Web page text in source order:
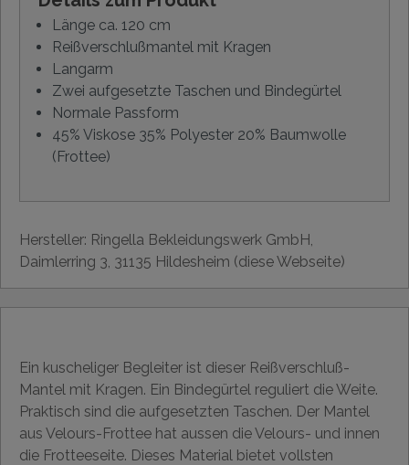
Länge ca. 120 cm
Reißverschlußmantel mit Kragen
Langarm
Zwei aufgesetzte Taschen und Bindegürtel
Normale Passform
45% Viskose 35% Polyester 20% Baumwolle
(Frottee)
Hersteller: Ringella Bekleidungswerk GmbH,
Daimlerring 3, 31135 Hildesheim (diese Webseite)
Ein kuscheliger Begleiter ist dieser Reißverschluß-
Mantel mit Kragen. Ein Bindegürtel reguliert die Weite.
Praktisch sind die aufgesetzten Taschen. Der Mantel
aus Velours-Frottee hat aussen die Velours- und innen
die Frotteeseite. Dieses Material bietet vollsten